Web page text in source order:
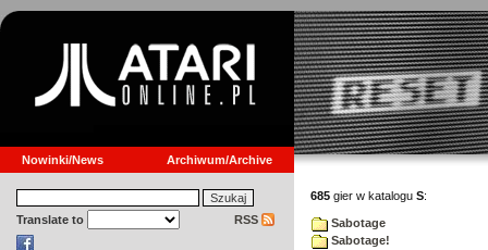
Nowinki/News Archiwum/Archive
Translate to RSS
685 gier w katalogu S:
Sabotage
Sabotage!